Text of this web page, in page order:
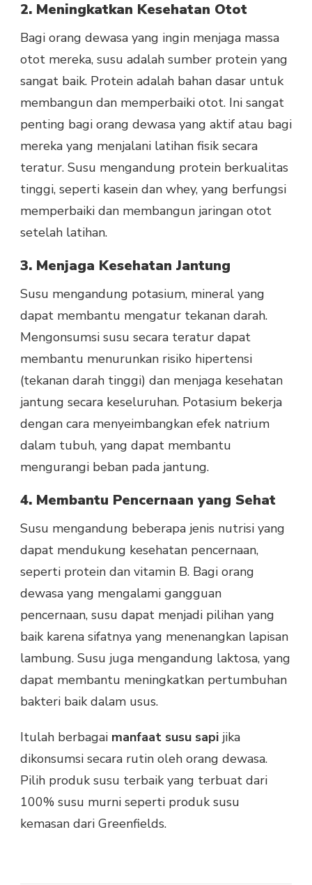
2. Meningkatkan Kesehatan Otot
Bagi orang dewasa yang ingin menjaga massa
otot mereka, susu adalah sumber protein yang
sangat baik. Protein adalah bahan dasar untuk
membangun dan memperbaiki otot. Ini sangat
penting bagi orang dewasa yang aktif atau bagi
mereka yang menjalani latihan fisik secara
teratur. Susu mengandung protein berkualitas
tinggi, seperti kasein dan whey, yang berfungsi
memperbaiki dan membangun jaringan otot
setelah latihan.
3. Menjaga Kesehatan Jantung
Susu mengandung potasium, mineral yang
dapat membantu mengatur tekanan darah.
Mengonsumsi susu secara teratur dapat
membantu menurunkan risiko hipertensi
(tekanan darah tinggi) dan menjaga kesehatan
jantung secara keseluruhan. Potasium bekerja
dengan cara menyeimbangkan efek natrium
dalam tubuh, yang dapat membantu
mengurangi beban pada jantung.
4. Membantu Pencernaan yang Sehat
Susu mengandung beberapa jenis nutrisi yang
dapat mendukung kesehatan pencernaan,
seperti protein dan vitamin B. Bagi orang
dewasa yang mengalami gangguan
pencernaan, susu dapat menjadi pilihan yang
baik karena sifatnya yang menenangkan lapisan
lambung. Susu juga mengandung laktosa, yang
dapat membantu meningkatkan pertumbuhan
bakteri baik dalam usus.
Itulah berbagai manfaat susu sapi jika
dikonsumsi secara rutin oleh orang dewasa.
Pilih produk susu terbaik yang terbuat dari
100% susu murni seperti produk susu
kemasan dari Greenfields.